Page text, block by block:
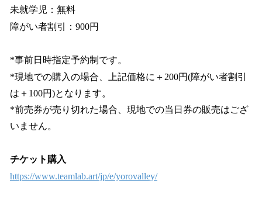
未就学児：無料
障がい者割引：900円
*事前日時指定予約制です。
*現地での購入の場合、上記価格に＋200円(障がい者割引
は＋100円)となります。
*前売券が売り切れた場合、現地での当日券の販売はござ
いません。
チケット購入
https://www.teamlab.art/jp/e/yorovalley/